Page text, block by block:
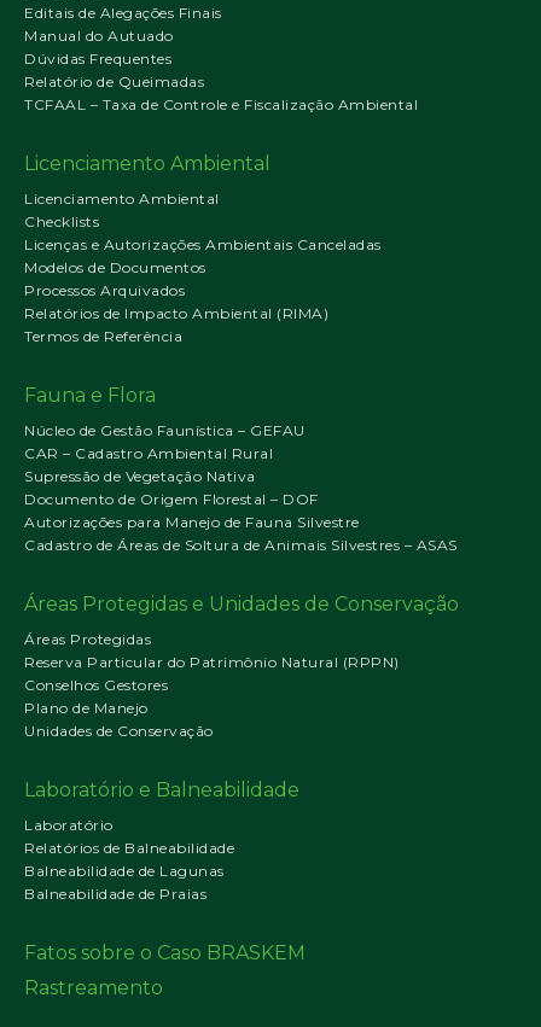
Editais de Alegações Finais
Manual do Autuado
Dúvidas Frequentes
Relatório de Queimadas
TCFAAL – Taxa de Controle e Fiscalização Ambiental
Licenciamento Ambiental
Licenciamento Ambiental
Checklists
Licenças e Autorizações Ambientais Canceladas
Modelos de Documentos
Processos Arquivados
Relatórios de Impacto Ambiental (RIMA)
Termos de Referência
Fauna e Flora
Núcleo de Gestão Faunística – GEFAU
CAR – Cadastro Ambiental Rural
Supressão de Vegetação Nativa
Documento de Origem Florestal – DOF
Autorizações para Manejo de Fauna Silvestre
Cadastro de Áreas de Soltura de Animais Silvestres – ASAS
Áreas Protegidas e Unidades de Conservação
Áreas Protegidas
Reserva Particular do Patrimônio Natural (RPPN)
Conselhos Gestores
Plano de Manejo
Unidades de Conservação
Laboratório e Balneabilidade
Laboratório
Relatórios de Balneabilidade
Balneabilidade de Lagunas
Balneabilidade de Praias
Fatos sobre o Caso BRASKEM
Rastreamento